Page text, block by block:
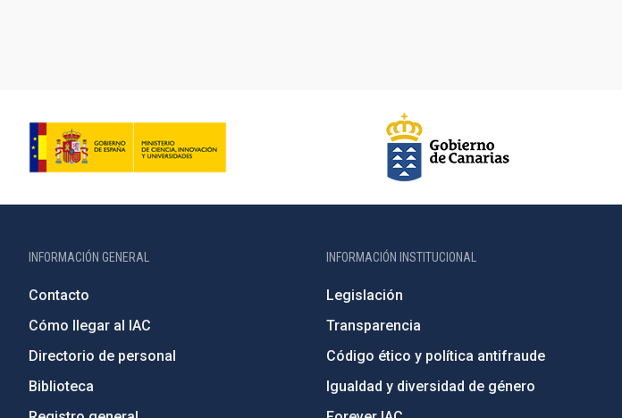
INFORMACIÓN GENERAL
Contacto
Cómo llegar al IAC
Directorio de personal
Biblioteca
INFORMACIÓN INSTITUCIONAL
Legislación
Transparencia
Código ético y política antifraude
Igualdad y diversidad de género